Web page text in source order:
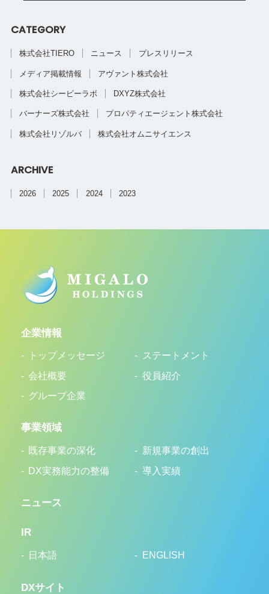
CATEGORY
株式会社TIERO ニュース プレスリリース
メディア掲載情報 アヴァント株式会社
株式会社シービーラボ DXYZ株式会社
バーナーズ株式会社 プロパティエージェント株式会社
株式会社リゾルバ 株式会社オムニサイエンス
ARCHIVE
2026 2025 2024 2023
企業情報
トップメッセージ
ステートメント
会社概要
役員紹介
グループ企業
事業領域
既存事業の深化
新規事業の創出
DX実務能力の整備
導入実績
ニュース
IR
日本語 ENGLISH
DXサイト